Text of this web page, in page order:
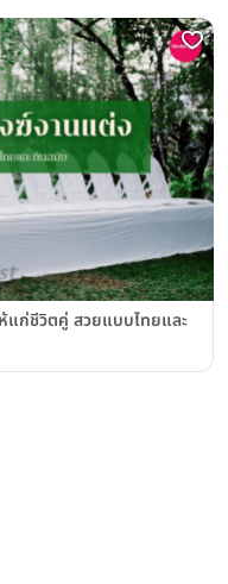
แก่ชีวิตคู่ สวยแบบไทยและ